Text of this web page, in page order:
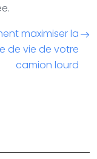
maximiser la
de vie de votre
camion lourd